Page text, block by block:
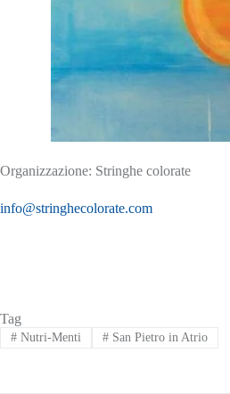
Organizzazione: Stringhe colorate
info@stringhecolorate.com
Tag
#Nutri-Menti #San Pietro in Atrio